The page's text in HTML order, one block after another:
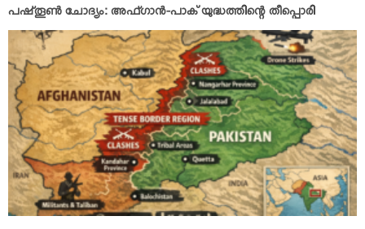
പഷ്തൂണ്‍ ചോദ്യം: അഫ്ഗാന്‍-പാക് യുദ്ധത്തിന്റെ തീപ്പൊരി